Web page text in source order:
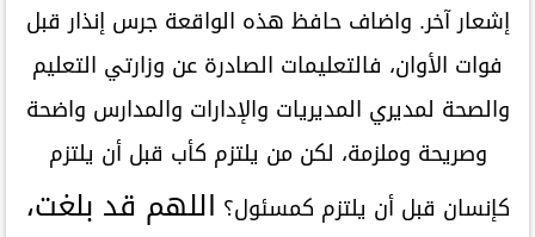
إشعار آخر. واضاف حافظ هذه الواقعة جرس إنذار قبل
فوات الأوان، فالتعليمات الصادرة عن وزارتي التعليم
والصحة لمديري المديريات والإدارات والمدارس واضحة
وصريحة وملزمة، لكن من يلتزم كأب قبل أن يلتزم
كإنسان قبل أن يلتزم كمسئول؟ اللهم قد بلغت،